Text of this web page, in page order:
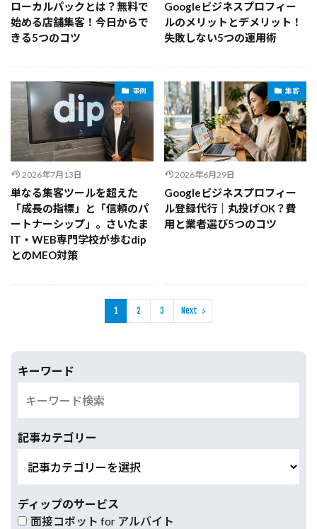
ローカルパックとは？無料で
始める店舗集客！今日からで
きる5つのコツ
Googleビジネスプロフィー
ルのメリットとデメリット！
失敗しない5つの運用術
事例
2026年7月13日
単なる集客ツールを超えた
「成長の指標」と「信頼のパ
ートナーシップ」。さいたま
IT・WEB専門学校が歩むdip
とのMEO対策
集客
2026年6月29日
Googleビジネスプロフィー
ル登録代行｜丸投げOK？費
用と業者選び5つのコツ
1 2 3 Next
キーワード
記事カテゴリー
ディップのサービス
面接コボット for アルバイト